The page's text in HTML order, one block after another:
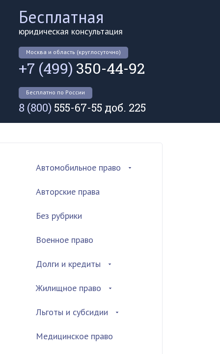
Бесплатная
юридическая консультация
Москва и область (круглосуточно)
+7 (499) 350-44-92
Бесплатно по России
8 (800) 555-67-55 доб. 225
Автомобильное право
Авторские права
Без рубрики
Военное право
Долги и кредиты
Жилищное право
Льготы и субсидии
Медицинское право